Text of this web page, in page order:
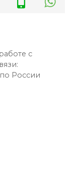
с
России